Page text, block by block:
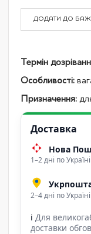
ДОДАТИ ДО
Термін
Особливості:
Призначення:
Доставка
Нова
1–2 дні по Україні
2–4 дні по Україні
ℹ Для
доставки